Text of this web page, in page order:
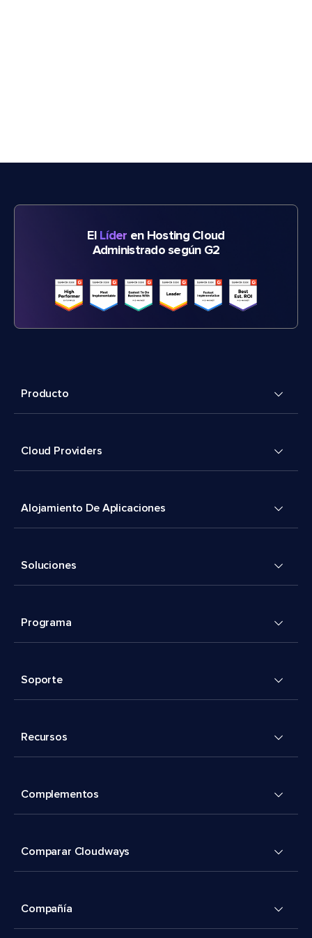
El Líder en Hosting Cloud
Administrado según G2
Producto
Cloud Providers
Alojamiento De Aplicaciones
Soluciones
Programa
Soporte
Recursos
Complementos
Comparar Cloudways
Compañía